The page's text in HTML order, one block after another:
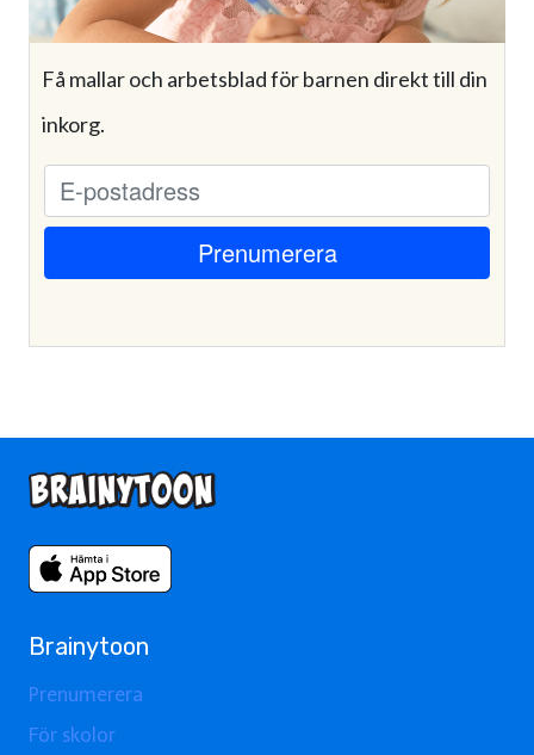
Få mallar och arbetsblad för barnen direkt till din
inkorg.
Brainytoon
Prenumerera
För skolor